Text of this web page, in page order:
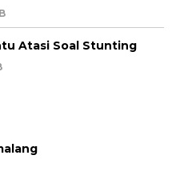
Atasi Soal Stunting